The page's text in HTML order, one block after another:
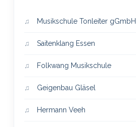
Musikschule Tonleiter gGmbH
Saitenklang Essen
Folkwang Musikschule
Geigenbau Gläsel
Hermann Veeh